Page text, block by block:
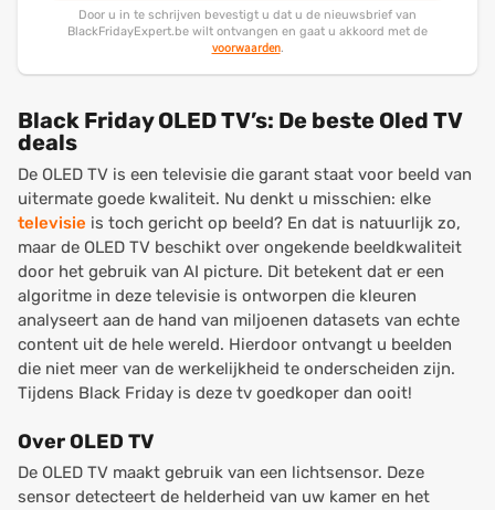
Door u in te schrijven bevestigt u dat u de nieuwsbrief van
BlackFridayExpert.be wilt ontvangen en gaat u akkoord met de
voorwaarden.
Black Friday OLED TV’s: De beste Oled TV
deals
De OLED TV is een televisie die garant staat voor beeld van
uitermate goede kwaliteit. Nu denkt u misschien: elke
televisie is toch gericht op beeld? En dat is natuurlijk zo,
maar de OLED TV beschikt over ongekende beeldkwaliteit
door het gebruik van AI picture. Dit betekent dat er een
algoritme in deze televisie is ontworpen die kleuren
analyseert aan de hand van miljoenen datasets van echte
content uit de hele wereld. Hierdoor ontvangt u beelden
die niet meer van de werkelijkheid te onderscheiden zijn.
Tijdens Black Friday is deze tv goedkoper dan ooit!
Over OLED TV
De OLED TV maakt gebruik van een lichtsensor. Deze
sensor detecteert de helderheid van uw kamer en het